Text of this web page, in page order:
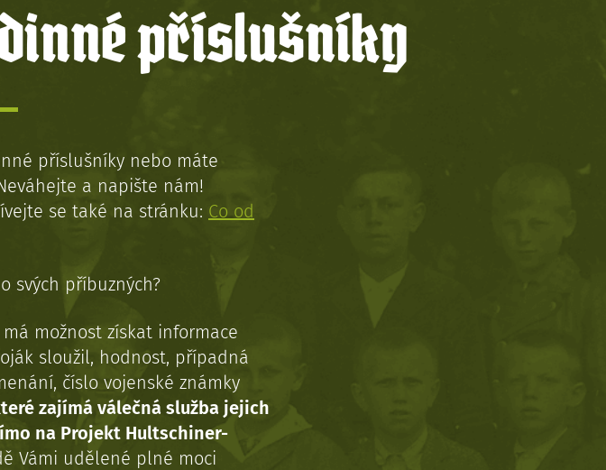
příslušníky
příslušníky nebo máte
a napište nám!
se také na stránku: Co od
svých příbuzných?
možnost získat informace
sloužil, hodnost, případná
číslo vojenské známky
zajímá válečná služba jejich
na Projekt Hultschiner-
Vámi udělené plné moci